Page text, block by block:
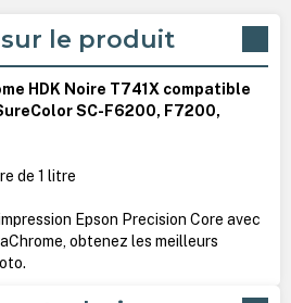
le produit
HDK Noire T741X compatible
SC-F6200, F7200,
de 1 litre
Epson Precision Core avec
obtenez les meilleurs